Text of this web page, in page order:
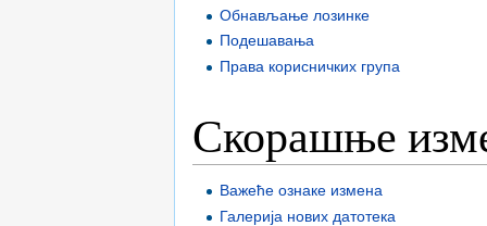
Обнављање лозинке
Подешавања
Права корисничких група
Скорашње
Важеће ознаке измена
Галерија нових датотека